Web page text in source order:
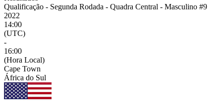
Qualificação - Segunda Rodada - Quadra Central - Masculino #9
2022
14:00
(UTC)
-
16:00
(Hora Local)
Cape Town
África do Sul